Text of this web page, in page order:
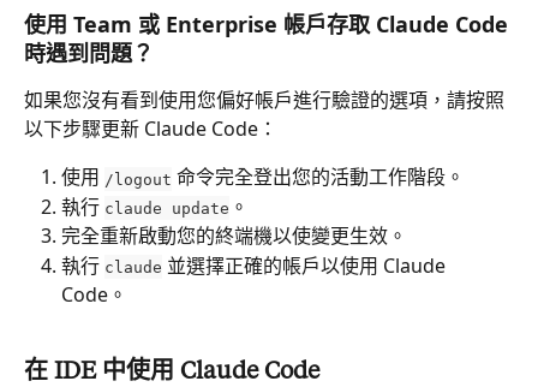
使用 Team 或 Enterprise 帳戶存取 Claude Code
時遇到問題？
如果您沒有看到使用您偏好帳戶進行驗證的選項，請按照
以下步驟更新 Claude Code：
使用 /logout 命令完全登出您的活動工作階段。
執行 claude update 。
完全重新啟動您的終端機以使變更生效。
執行 claude 並選擇正確的帳戶以使用 Claude
Code。
在 IDE 中使用 Claude Code